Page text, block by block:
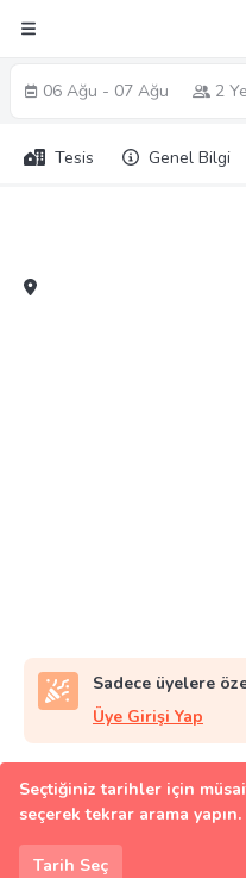
06 Ağu - 07 Ağu 2
Tesis Genel Bilgi
Sadece üyelere
Üye Girişi Yap
Seçtiğiniz tarihler için
seçerek tekrar arama yapın.
Tarih Seç